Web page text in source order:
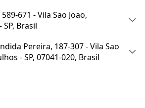
671 - Vila Sao Joao,
Brasil
Pereira, 187-307 - Vila Sao
- SP, 07041-020, Brasil